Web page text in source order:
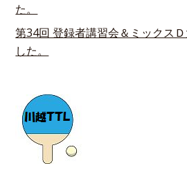
た。
第34回 登録者講習会＆ミックス
した。